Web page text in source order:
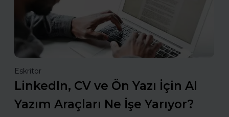
Eskritor
LinkedIn, CV ve Ön Yazı İçin AI
Yazım Araçları Ne İşe Yarıyor?